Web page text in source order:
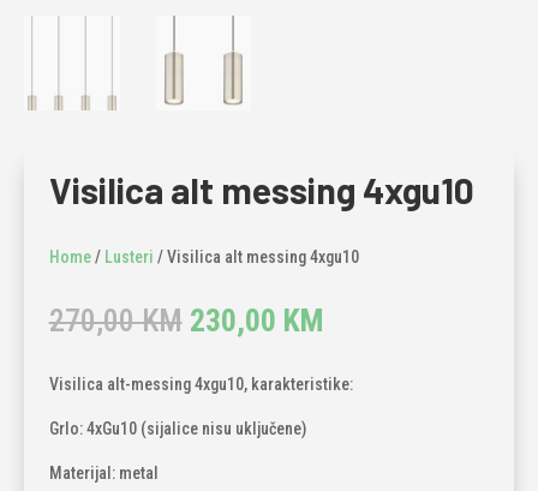
Visilica alt messing 4xgu10
Home/ Lusteri / Visilica alt messing 4xgu10
270,00KM Original
price
was:
270,00 KM.
230,00 KM
is:
230,00 KM.
Visilica alt-messing 4xgu10, karakteristike:
Grlo: 4xGu10 (sijalice nisu uključene)
Materijal: metal